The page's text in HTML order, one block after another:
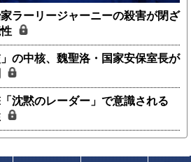
ラーリージャーニーの殺害が閉ざ
の中核、魏聖洛・国家安保室長が
沈黙のレーダー」で意識される